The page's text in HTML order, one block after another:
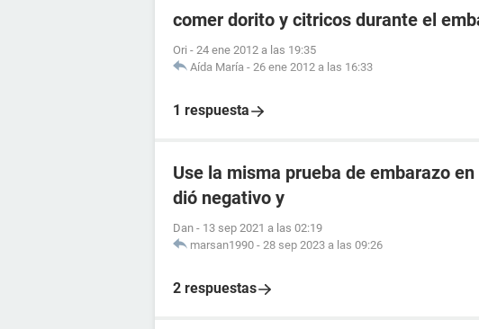
comer dorito y citricos durante el
Ori - 24 ene 2012 a las 19:35
Aída María - 26 ene 2012 a las 16:33
1 respuesta
Use la misma prueba de embarazo
dió negativo y
Dan - 13 sep 2021 a las 02:19
marsan1990 - 28 sep 2023 a las 09:26
2 respuestas